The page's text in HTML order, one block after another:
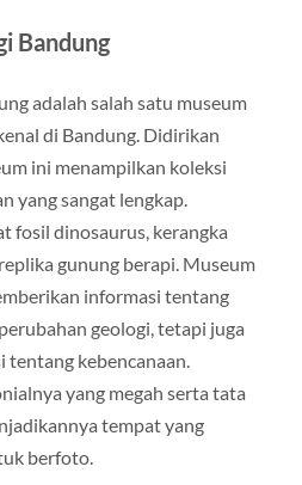
Bandung
adalah salah satu museum
di Bandung. Didirikan
ini menampilkan koleksi
yang sangat lengkap.
fosil dinosaurus, kerangka
gunung berapi. Museum
informasi tentang
geologi, tetapi juga
kebencanaan.
yang megah serta tata
tempat yang
berfoto.